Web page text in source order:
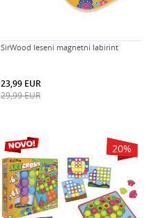
SirWood leseni magnetni labirint
23,99 EUR
29,99EUR
20%